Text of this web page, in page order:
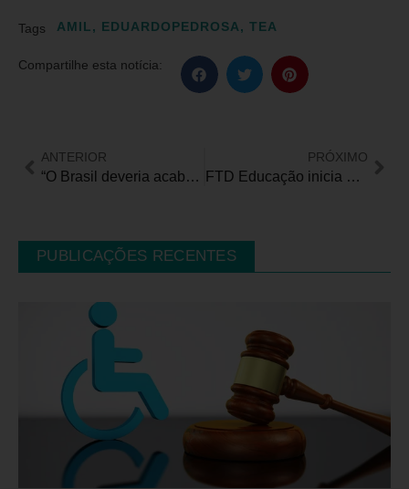
Tags AMIL, EDUARDOPEDROSA, TEA
Compartilhe esta notícia:
ANTERIOR
“O Brasil deveria acabar com o deficiente”, diz Sergio Habib, presidente da JAC Motors
PRÓXIMO
FTD Educação inicia atendimento em Libras
PUBLICAÇÕES RECENTES